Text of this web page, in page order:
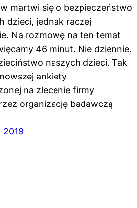
martwi się o bezpieczeństwo
dzieci, jednak raczej
Na rozmowę na ten temat
46 minut. Nie dziennie.
naszych dzieci. Tak
ankiety
na zlecenie firmy
organizację badawczą
2019